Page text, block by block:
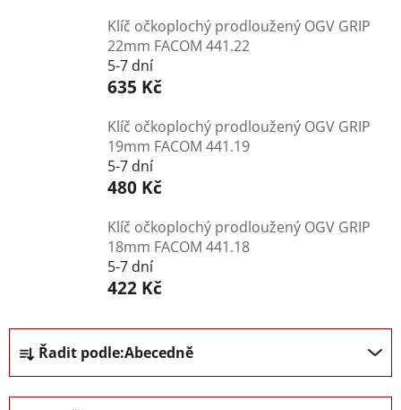
Klíč očkoplochý prodloužený OGV GRIP
22mm FACOM 441.22
5-7 dní
635 Kč
Klíč očkoplochý prodloužený OGV GRIP
19mm FACOM 441.19
5-7 dní
480 Kč
Klíč očkoplochý prodloužený OGV GRIP
18mm FACOM 441.18
5-7 dní
422 Kč
Ř
a
z
Řadit podle:Abecedně